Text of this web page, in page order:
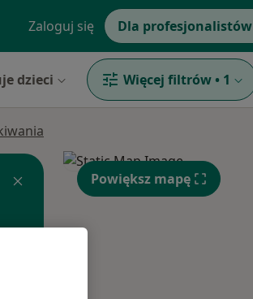
Zaloguj się Dla profesjonalistów
dzieci Więcej filtrów • 1
Powiększ mapę